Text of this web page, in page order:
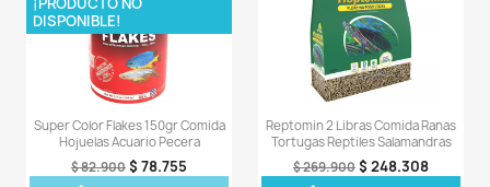
- Alimente de dos a tres veces al día, solo la
peces puedan consumir en tres minutos. Cada
tiene diferentes necesidades alimentarias.
- Los alimentos no consumidos pueden causar
calidad del agua. Este alimento no enturbiará el
según las instrucciones.
LA COMPRA INCLUYE: